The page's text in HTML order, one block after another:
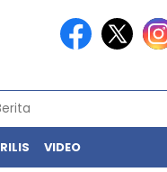
VIDEO